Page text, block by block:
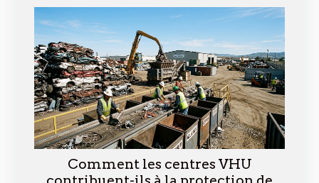
Comment les centres VHU